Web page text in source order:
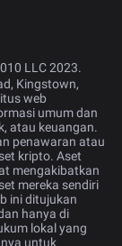
LLC 2023.
Kingstown,
web
umum dan
atau keuangan.
penawaran atau
kripto. Aset
mengakibatkan
mereka sendiri
ini ditujukan
hanya di
lokal yang
untuk